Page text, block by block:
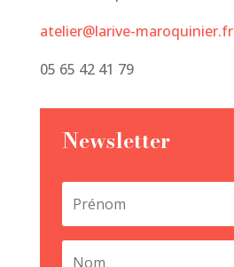
atelier@larive-maroquinier.fr
05 65 42 41 79
Newsletter